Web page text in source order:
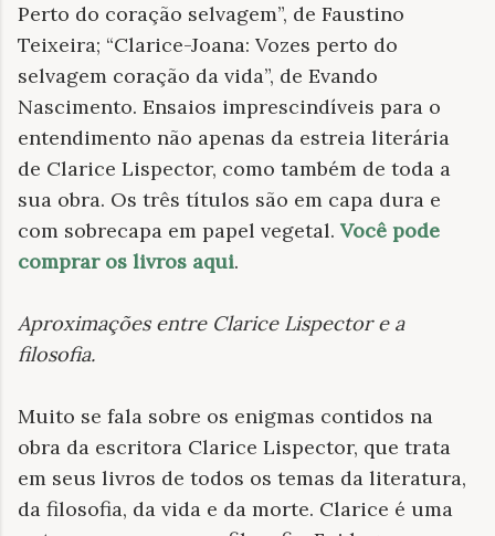
Perto do coração selvagem”, de Faustino
Teixeira; “Clarice-Joana: Vozes perto do
selvagem coração da vida”, de Evando
Nascimento. Ensaios imprescindíveis para o
entendimento não apenas da estreia literária
de Clarice Lispector, como também de toda a
sua obra. Os três títulos são em capa dura e
com sobrecapa em papel vegetal. Você pode
comprar os livros aqui.
Aproximações entre Clarice Lispector e a
filosofia.
Muito se fala sobre os enigmas contidos na
obra da escritora Clarice Lispector, que trata
em seus livros de todos os temas da literatura,
da filosofia, da vida e da morte. Clarice é uma